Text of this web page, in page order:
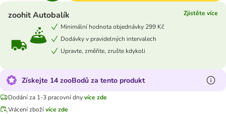
zoohit Autobalík
Zjistěte více
Minimální hodnota objednávky 299 Kč
Dodávky v pravidelných intervalech
Upravte, změňte, zrušte kdykoli
Získejte 14 zooBodů za tento produkt
Dodání za 1-3 pracovní dnyvíce zde
Vrácení zbožívíce zde